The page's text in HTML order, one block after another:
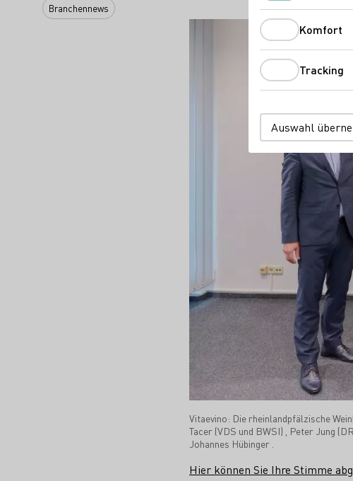
Branchennews
Vitaevino: Die rheinlandpfälzische
Tacer (VDS und BWSI) , Peter Jung
Johannes Hübinger .
Hier können Sie Ihre Stimme
Komfort
Tracking
Auswahl